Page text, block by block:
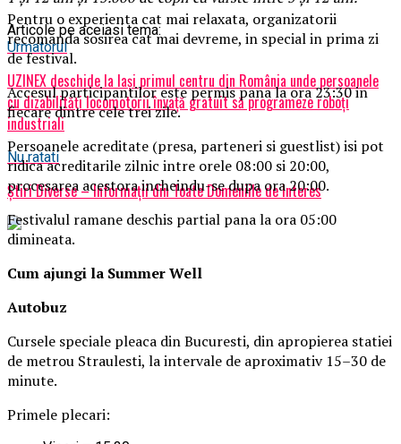
Articole pe aceiasi tema:
Urmatorul
UZINEX deschide la Iași primul centru din România unde persoanele
cu dizabilități locomotorii învață gratuit să programeze roboți
industriali
Nu ratati
Știri Diverse – Informații din Toate Domeniile de Interes
Pentru o experienta cat mai relaxata, organizatorii
recomanda sosirea cat mai devreme, in special in prima zi
de festival.
Accesul participantilor este permis pana la ora 23:30 in
fiecare dintre cele trei zile.
Persoanele acreditate (presa, parteneri si guestlist) isi pot
ridica acreditarile zilnic intre orele 08:00 si 20:00,
procesarea acestora incheindu-se dupa ora 20:00.
Festivalul ramane deschis partial pana la ora 05:00
dimineata.
Cum ajungi la Summer Well
Autobuz
Cursele speciale pleaca din Bucuresti, din apropierea statiei
de metrou Straulesti, la intervale de aproximativ 15–30 de
minute.
Primele plecari: